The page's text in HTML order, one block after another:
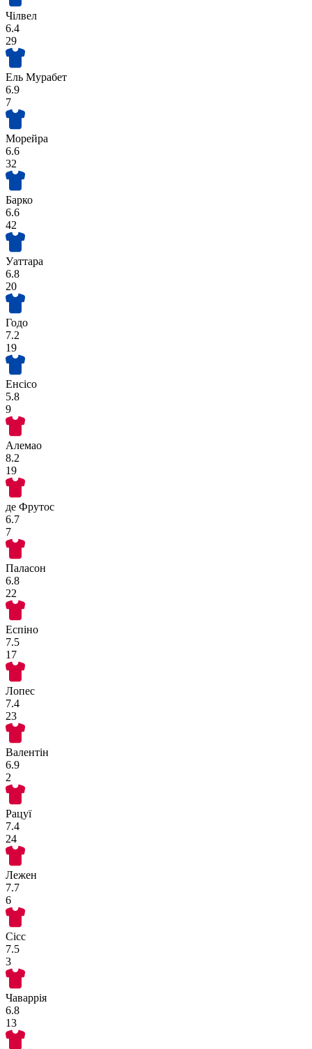
Чілвел
6.4
29
Ель Мурабет
6.9
7
Морейра
6.6
32
Барко
6.6
42
Уаттара
6.8
20
Годо
7.2
19
Енсісо
5.8
9
Алемао
8.2
19
де Фрутос
6.7
7
Паласон
6.8
22
Еспіно
7.5
17
Лопес
7.4
23
Валентін
6.9
2
Рацуї
7.4
24
Лежен
7.7
6
Сісс
7.5
3
Чаваррія
6.8
13